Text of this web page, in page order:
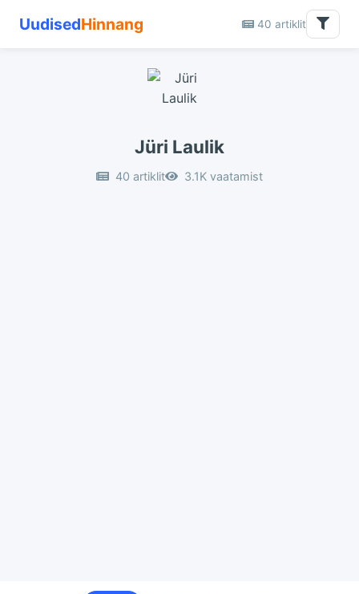
UudisedHinnang 40 artiklit
Jüri Laulik
40 artiklit 3.1K vaatamist